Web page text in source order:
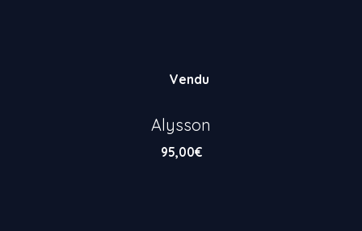
Vendu
Alysson
95,00€